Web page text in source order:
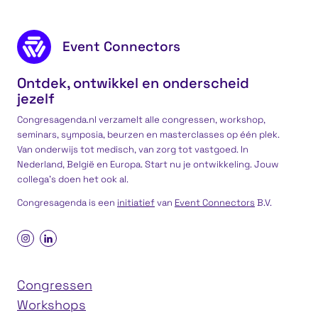
Footer content
Event Connectors
Ontdek, ontwikkel en onderscheid
jezelf
Congresagenda.nl verzamelt alle congressen, workshop,
seminars, symposia, beurzen en masterclasses op één plek.
Van onderwijs tot medisch, van zorg tot vastgoed. In
Nederland, België en Europa. Start nu je ontwikkeling. Jouw
collega’s doen het ook al.
Congresagenda is een initiatiefvan Event ConnectorsB.V.
Congressen
Workshops